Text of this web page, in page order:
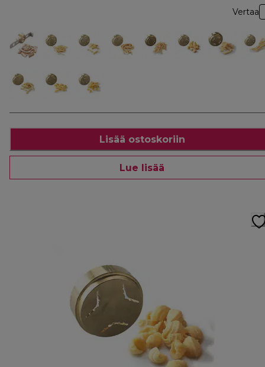
Vertaa
Lisää ostoskoriin
Lue lisää